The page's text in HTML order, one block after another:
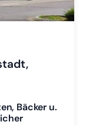
Bäcker u.